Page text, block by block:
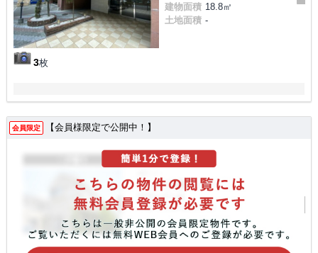
3枚
建物面積 18.8㎡
土地面積 -
会員限定 【会員様限定で公開中！】